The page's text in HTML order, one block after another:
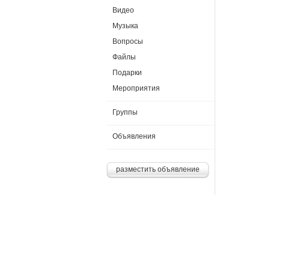
Видео
Музыка
Вопросы
Файлы
Подарки
Мероприятия
Группы
Объявления
разместить объявление